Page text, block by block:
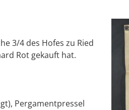
3/4 des Hofes zu Ried
Rot gekauft hat.
Pergamentpressel